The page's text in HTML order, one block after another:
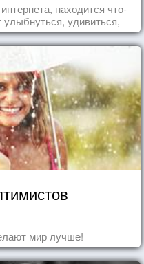
находится что-
улыбнуться, удивиться,
мир лучше!